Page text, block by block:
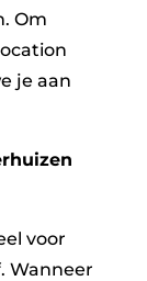
Om
je aan
voor
Wanneer